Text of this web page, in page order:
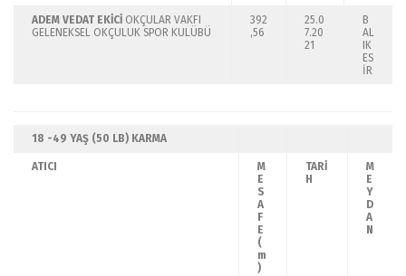
ADEM VEDAT EKİCİ OKÇULAR VAKFI
GELENEKSEL OKÇULUK SPOR KULÜBÜ
392
,56
25.0
7.20
21
B
AL
IK
ES
İR
18 -49 YAŞ (50 LB) KARMA
ATICI
M
E
S
A
F
E
(
m
)
TARİ
H
M
E
Y
D
A
N